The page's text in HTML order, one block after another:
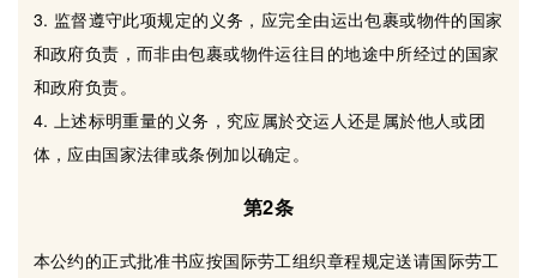
3. 监督遵守此项规定的义务，应完全由运出包裹或物件的国家
和政府负责，而非由包裹或物件运往目的地途中所经过的国家
和政府负责。
4. 上述标明重量的义务，究应属於交运人还是属於他人或团
体，应由国家法律或条例加以确定。
第2条
本公约的正式批准书应按国际劳工组织章程规定送请国际劳工